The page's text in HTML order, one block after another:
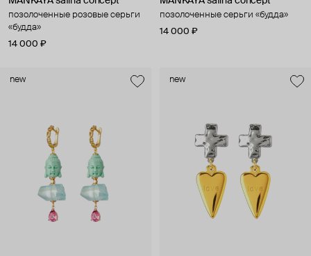
позолоченные розовые серьги
«будда»
14 000 ₽
позолоченные серьги «будда»
14 000 ₽
new new